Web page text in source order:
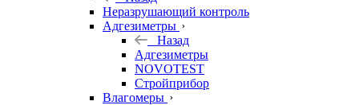
Неразрушающий контроль
Адгезиметры
Назад
Адгезиметры
NOVOTEST
Стройприбор
Влагомеры